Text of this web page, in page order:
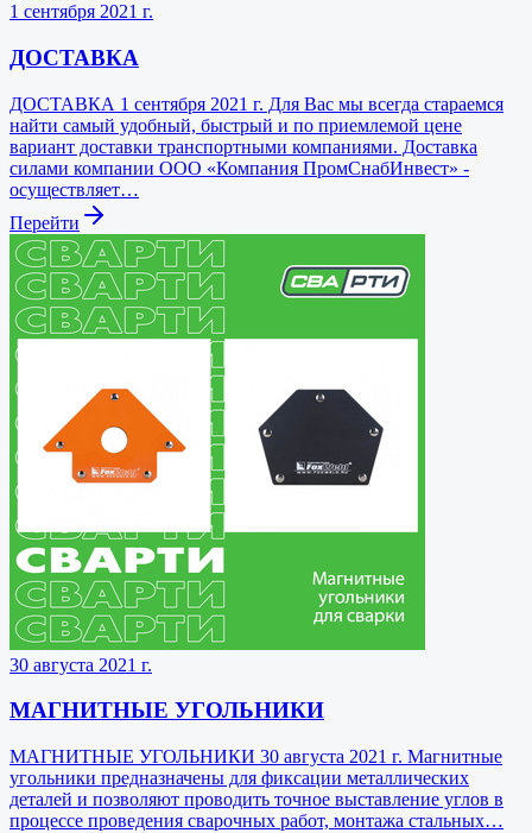
1 сентября 2021 г.
ДОСТАВКА
ДОСТАВКА 1 сентября 2021 г. Для Вас мы всегда стараемся
найти самый удобный, быстрый и по приемлемой цене
вариант доставки транспортными компаниями. Доставка
силами компании ООО «Компания ПромСнабИнвест» -
осуществляет…
Перейти
30 августа 2021 г.
МАГНИТНЫЕ УГОЛЬНИКИ
МАГНИТНЫЕ УГОЛЬНИКИ 30 августа 2021 г. Магнитные
угольники предназначены для фиксации металлических
деталей и позволяют проводить точное выставление углов в
процессе проведения сварочных работ, монтажа стальных…